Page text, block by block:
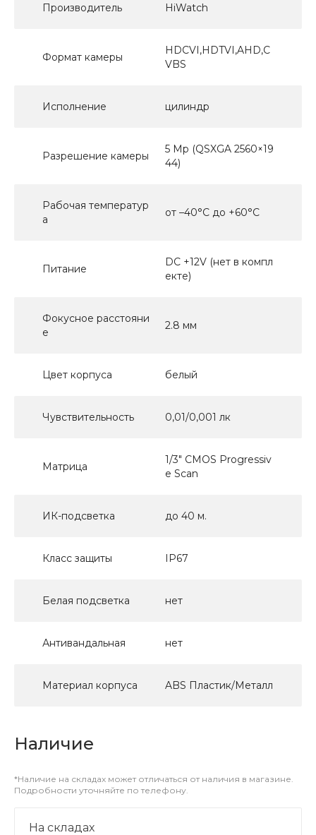
Производитель HiWatch
Формат камеры
HDCVI,HDTVI,AHD,C
VBS
Исполнение цилиндр
Разрешение камеры
5 Мр (QSXGA 2560×19
44)
Рабочая температур
а
от –40°C до +60°C
Питание
DC +12V (нет в компл
екте)
Фокусное расстояни
е
2.8 мм
Цвет корпуса белый
Чувствительность 0,01/0,001 лк
Матрица
1/3" CMOS Progressiv
e Scan
ИК-подсветка до 40 м.
Класс защиты IP67
Белая подсветка нет
Антивандальная нет
Материал корпуса ABS Пластик/Металл
Наличие
*Наличие на складах может отличаться от наличия в магазине.
Подробности уточняйте по телефону.
На складах